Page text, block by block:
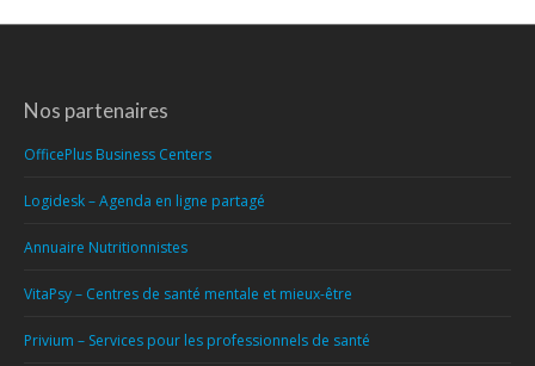
Nos partenaires
OfficePlus Business Centers
Logidesk – Agenda en ligne partagé
Annuaire Nutritionnistes
VitaPsy – Centres de santé mentale et mieux-être
Privium – Services pour les professionnels de santé